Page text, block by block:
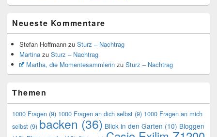
Neueste Kommentare
Stefan Hoffmann zu Sturz – Nachtrag
Martina zu Sturz – Nachtrag
Martha, die Momentesammlerinzu Sturz – Nachtrag
Themen
1000 Fragen (9) 1000 Fragen an dich selbst (9) 1000 Fragen an mich
selbst (9) backen (36) Blick in den Garten (10) Bloggen